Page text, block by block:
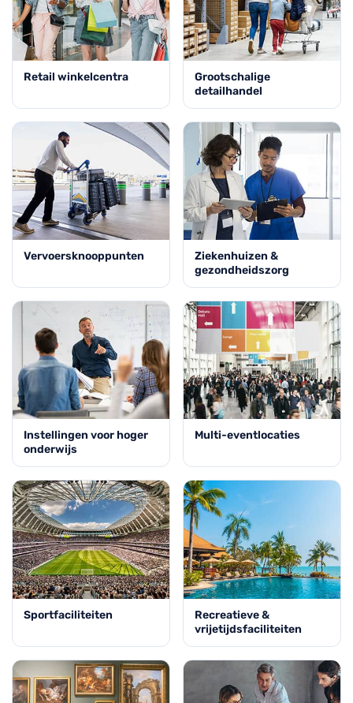
Retail winkelcentra
Grootschalige
detailhandel
Vervoersknooppunten
Ziekenhuizen &
gezondheidszorg
Instellingen voor hoger
onderwijs
Multi-eventlocaties
Sportfaciliteiten
Recreatieve &
vrijetijdsfaciliteiten